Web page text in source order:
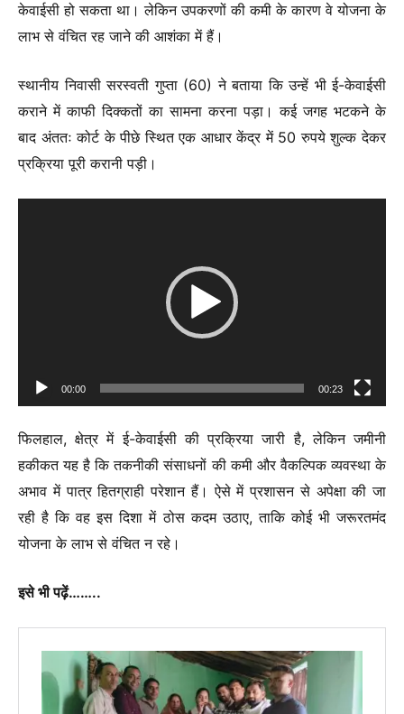
केवाईसी हो सकता था। लेकिन उपकरणों की कमी के कारण वे योजना के
लाभ से वंचित रह जाने की आशंका में हैं।
स्थानीय निवासी सरस्वती गुप्ता (60) ने बताया कि उन्हें भी ई-केवाईसी
कराने में काफी दिक्कतों का सामना करना पड़ा। कई जगह भटकने के
बाद अंततः कोर्ट के पीछे स्थित एक आधार केंद्र में 50 रुपये शुल्क देकर
प्रक्रिया पूरी करानी पड़ी।
00:00 00:23
फिलहाल, क्षेत्र में ई-केवाईसी की प्रक्रिया जारी है, लेकिन जमीनी
हकीकत यह है कि तकनीकी संसाधनों की कमी और वैकल्पिक व्यवस्था के
अभाव में पात्र हितग्राही परेशान हैं। ऐसे में प्रशासन से अपेक्षा की जा
रही है कि वह इस दिशा में ठोस कदम उठाए, ताकि कोई भी जरूरतमंद
योजना के लाभ से वंचित न रहे।
इसे भी पढ़ें……..